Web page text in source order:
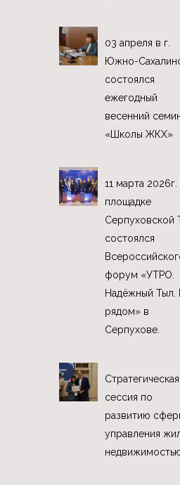
03 апреля в г.
Южно-
состоялся
ежегодный
весенний
«Школы ЖКХ»
11 марта 2026г.
площадке
Серпуховской
состоялся
форум «УТРО.
Надёжный Тыл.
рядом» в
Серпухове.
Стратегическая
сессия по
развитию
управления